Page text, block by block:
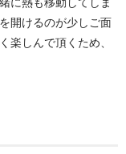
開けるのが少しご面
楽しんで頂くため、